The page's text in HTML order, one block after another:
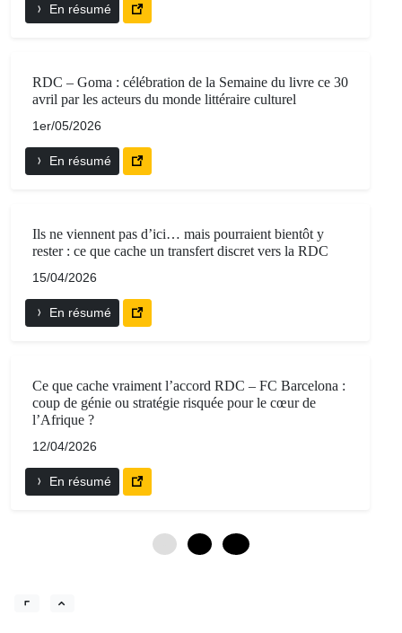
En résumé
RDC – Goma : célébration de la Semaine du livre ce 30
avril par les acteurs du monde littéraire culturel
1er/05/2026
En résumé
Ils ne viennent pas d’ici… mais pourraient bientôt y
rester : ce que cache un transfert discret vers la RDC
15/04/2026
En résumé
Ce que cache vraiment l’accord RDC – FC Barcelona :
coup de génie ou stratégie risquée pour le cœur de
l’Afrique ?
12/04/2026
En résumé